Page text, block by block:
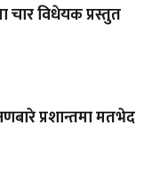
चार विधेयक प्रस्तुत
प्रशान्तमा मतभेद